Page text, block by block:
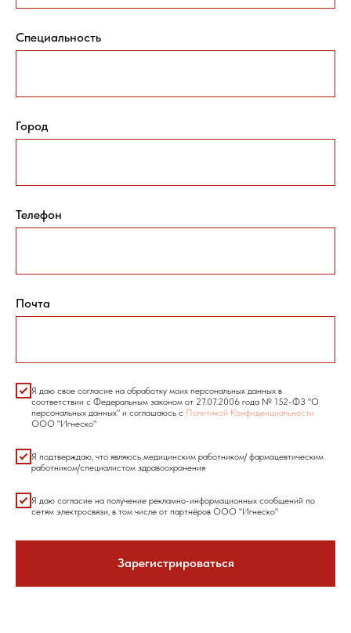
Специальность
Город
Телефон
Почта
Я даю свое согласие на обработку моих персональных данных в
соответствии с Федеральным законом от 27.07.2006 года № 152-ФЗ "О
персональных данных" и соглашаюсь с Политикой Конфиденциальности
ООО "Игнеско"
Я подтверждаю, что являюсь медицинским работником/ фармацевтическим
работником/специалистом здравоохранения
Я даю согласие на получение рекламно-информационных сообщений по
сетям электросвязи, в том числе от партнёров ООО "Игнеско"
Зарегистрироваться